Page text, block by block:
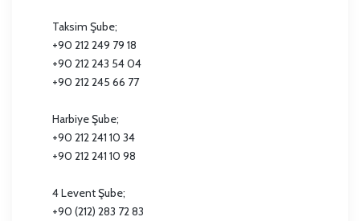
Taksim Şube;
+90 212 249 79 18
+90 212 243 54 04
+90 212 245 66 77
Harbiye Şube;
+90 212 241 10 34
+90 212 241 10 98
4 Levent Şube;
+90 (212) 283 72 83